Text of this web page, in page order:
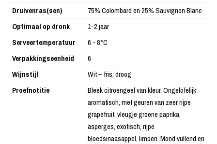
Druivenras(sen)
75% Colombard en 25% Sauvignon Blanc
Optimaal op dronk
1-2 jaar
Serveertemperatuur
6 - 8°C
Verpakkingseenheid
6
Wijnstijl
Wit – fris, droog
Proefnotitie
Bleek citroengeel van kleur. Ongelofelijk
aromatisch, met geuren van zeer rijpe
grapefruit, vleugje groene paprika,
asperges, exotisch, rijpe
bloedsinaasappel, limoen. Mond vullend en